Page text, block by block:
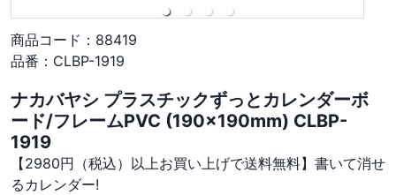
商品コード： 88419
品番： CLBP-1919
ナカバヤシ プラスチックずっとカレンダーボ
ード/フレームPVC (190×190mm) CLBP-
1919
【2980円（税込）以上お買い上げで送料無料】書いて消せ
るカレンダー!